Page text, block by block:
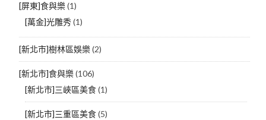
[屏東]食與樂(1)
[萬金]光雕秀(1)
[新北市]樹林區娛樂(2)
[新北市]食與樂(106)
[新北市]三峽區美食(1)
[新北市]三重區美食(5)